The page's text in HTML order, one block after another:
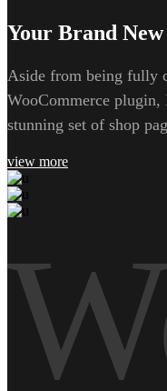
Your Brand New
Aside from being fully
WooCommerce plugin,
stunning set of shop
view more